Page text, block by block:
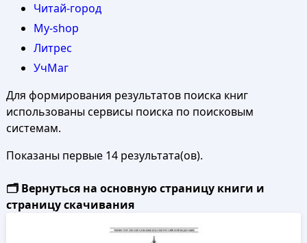
Читай-город
My-shop
Литрес
УчМаг
Для формирования результатов поиска книг
использованы сервисы поиска по поисковым
системам.
Показаны первые 14 результата(ов).
🗂️ Вернуться на основную страницу книги и
страницу скачивания